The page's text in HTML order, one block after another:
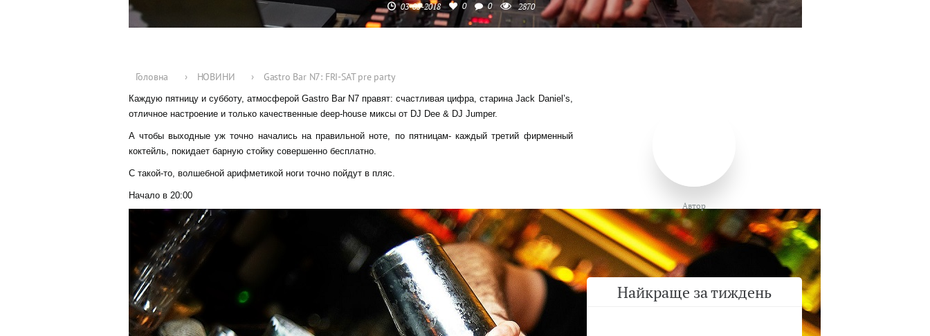
03-05-2018 0 0 2870
Головна › НОВИНИ › Gastro Bar N7: FRI-SAT pre party
Каждую пятницу и субботу, атмосферой Gastro Bar N7 правят: счастливая цифра, старина Jack Daniel’s,
отличное настроение и только качественные deep-house миксы от DJ Dee & DJ Jumper.
А чтобы выходные уж точно начались на правильной ноте, по пятницам- каждый третий фирменный
коктейль, покидает барную стойку совершенно бесплатно.
С такой-то, волшебной арифметикой ноги точно пойдут в пляс.
Начало в 20:00
Автор
Найкраще за тиждень